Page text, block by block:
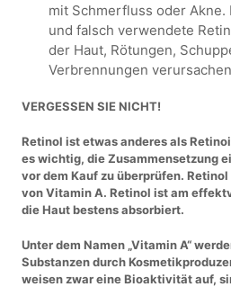
mit Schmerfluss oder
und falsch verwendete
der Haut, Rötungen,
Verbrennungen
VERGESSEN SIE NICHT!
Retinol ist etwas anderes als
es wichtig, die Zusammensetzung
vor dem Kauf zu überprüfen.
von Vitamin A. Retinol ist am
die Haut bestens absorbiert.
Unter dem Namen „Vitamin A“
Substanzen durch
weisen zwar eine Bioaktivität auf,